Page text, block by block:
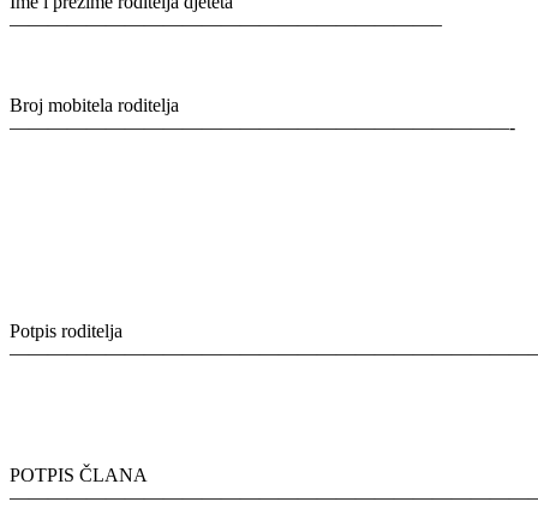
——————————————————————–
Broj mobitela roditelja
——————————————————————————-
Potpis roditelja
POTPIS ČLANA